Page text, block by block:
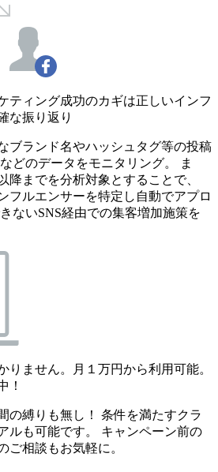
ティング成功のカギは正しいインフ
な振り返り
ブランド名やハッシュタグ等の投稿
どのデータをモニタリング。 ま
降までを分析対象とすることで、
フルエンサーを特定し自動でアプロ
ないSNS経由での集客増加施策を
りません。月１万円から利用可能。
！
の縛りも無し！ 条件を満たすクラ
ルも可能です。 キャンペーン前の
ご相談もお気軽に。